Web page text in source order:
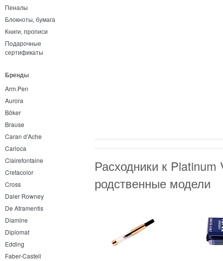
Пеналы
Блокноты, бумага
Книги, прописи
Подарочные
сертификаты
Бренды
Arm.Pen
Aurora
Böker
Brause
Caran d’Ache
Carioca
Clairefontaine
Cretacolor
Cross
Daler Rowney
De Atramentis
Diamine
Diplomat
Edding
Faber-Castell
Расходники к
родственные модели